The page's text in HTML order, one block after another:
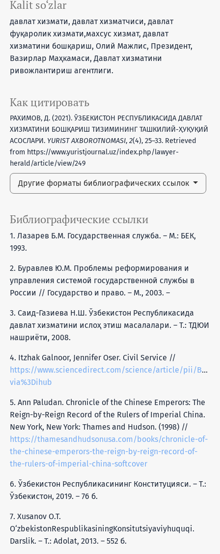
Kalit so‘zlar
давлат хизмати, давлат хизматчиси, давлат
фуқаролик хизмати,махсус хизмат, давлат
хизматини бошқариш, Олий Мажлис, Президент,
Вазирлар Маҳкамаси, Давлат хизматини
ривожлантириш агентлиги.
Как цитировать
РАХИМОВ, Д. (2021). ЎЗБЕКИСТОН РЕСПУБЛИКАСИДА ДАВЛАТ
ХИЗМАТИНИ БОШҚАРИШ ТИЗИМИНИНГ ТАШКИЛИЙ-ҲУҚУҚИЙ
АСОСЛАРИ. YURIST AXBOROTNOMASI, 2(4), 25–33. Retrieved
from https://www.yuristjournal.uz/index.php/lawyer-
herald/article/view/249
Другие форматы библиографических ссылок
Библиографические ссылки
1. Лазарев Б.М. Государственная служба. – М.: БЕК,
1993.
2. Буравлев Ю.М. Проблемы реформирования и
управления системой государственной службы в
России // Государство и право. – М., 2003. –
3. Саид-Газиева Н.Ш. Ўзбекистон Республикасида
давлат хизматини ислоҳ этиш масалалари. – Т.: ТДЮИ
нашриёти, 2008.
4. Itzhak Galnoor, Jennifer Oser. Civil Service //
https://www.sciencedirect.com/science/article/pii/
via%3Dihub
5. Ann Paludan. Chronicle of the Chinese Emperors: The
Reign-by-Reign Record of the Rulers of Imperial China.
New York, New York: Thames and Hudson. (1998) //
https://thamesandhudsonusa.com/books/chronicle-of-
the-chinese-emperors-the-reign-by-reign-record-of-
the-rulers-of-imperial-china-softcover
6. Ўзбекистон Республикасининг Конституцияси. – Т.:
Ўзбекистон, 2019. – 76 б.
7. Xusanov O.T.
O‘zbekistonRespublikasiningKonsitutsiyaviyhuquqi.
Darslik. – T.: Adolat, 2013. – 552 б.